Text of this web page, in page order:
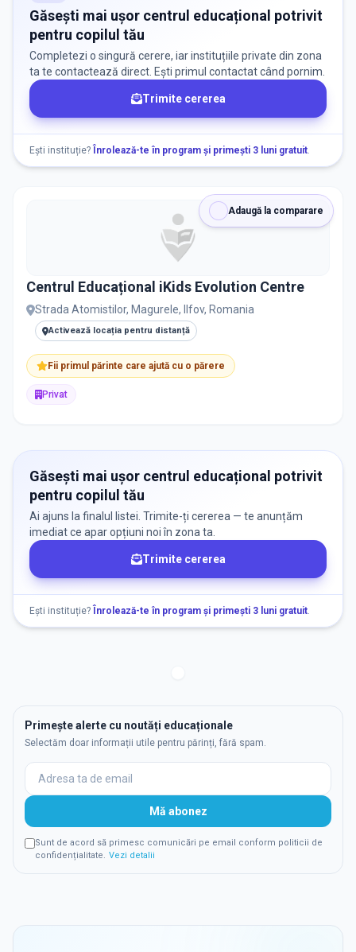
Nu există informații despre locuri libere
Nu există informații despre job-uri
PRIVAT / DE STAT
Toate Private
Găsești mai ușor centrul educațional potrivit
pentru copilul tău
Completezi o singură cerere, iar instituțiile private din zona
ta te contactează direct. Ești primul contactat când pornim.
Trimite cererea
Ești instituție? Înrolează-te în program și primești 3 luni gratuit.
Adaugă la comparare
Centrul Educațional iKids Evolution Centre
Strada Atomistilor, Magurele, Ilfov, Romania
Activează locația pentru distanță
Fii primul părinte care ajută cu o părere
Privat
Găsești mai ușor centrul educațional potrivit
pentru copilul tău
Ai ajuns la finalul listei. Trimite-ți cererea — te anunțăm
imediat ce apar opțiuni noi în zona ta.
Trimite cererea
Ești instituție? Înrolează-te în program și primești 3 luni gratuit.
Primește alerte cu noutăți educaționale
Selectăm doar informații utile pentru părinți, fără spam.
Mă abonez
Sunt de acord să primesc comunicări pe email conform politicii de
confidențialitate. Vezi detalii